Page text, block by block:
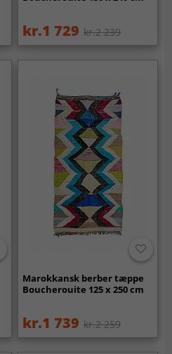
kr.1 729 kr.2 239
Marokkansk berber tæppe
Boucherouite 125 x 250 cm
kr.1 739 kr.2 259